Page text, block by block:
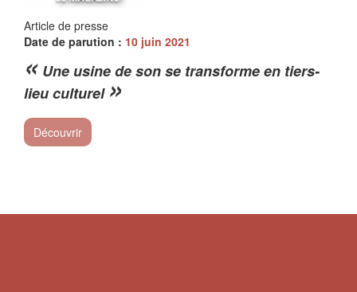
Article de presse
Date de parution : 10 juin 2021
« Une usine de son se transforme en tiers-
lieu culturel»
Découvrir